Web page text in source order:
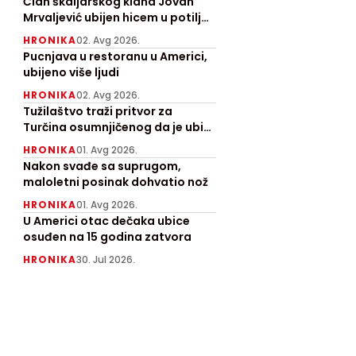
"Kamov"
Mrvaljević ubijen hicem u potiljak
kod Nikšića
HRONIKA02. Avg 2026.
Pucnjava u restoranu u Americi,
ubijeno više ljudi
HRONIKA02. Avg 2026.
Tužilaštvo traži pritvor za
Turčina osumnjičenog da je ubio
Ruskinju
HRONIKA01. Avg 2026.
Nakon svađe sa suprugom,
maloletni posinak dohvatio nož
HRONIKA01. Avg 2026.
U Americi otac dečaka ubice
osuđen na 15 godina zatvora
HRONIKA30. Jul 2026.